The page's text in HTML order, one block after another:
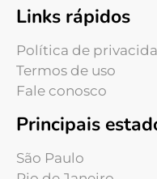
Links rápidos
Política de
Termos de uso
Fale conosco
Principais
São Paulo